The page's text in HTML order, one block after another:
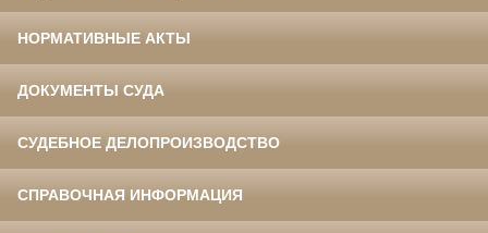
НОРМАТИВНЫЕ АКТЫ
ДОКУМЕНТЫ СУДА
СУДЕБНОЕ ДЕЛОПРОИЗВОДСТВО
СПРАВОЧНАЯ ИНФОРМАЦИЯ